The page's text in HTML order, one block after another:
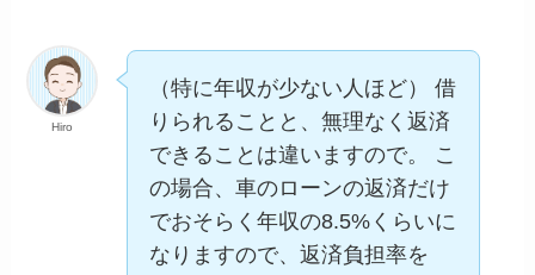
Hiro
（特に年収が少ない人ほど） 借
りられることと、無理なく返済
できることは違いますので。 こ
の場合、車のローンの返済だけ
でおそらく年収の8.5%くらいに
なりますので、返済負担率を